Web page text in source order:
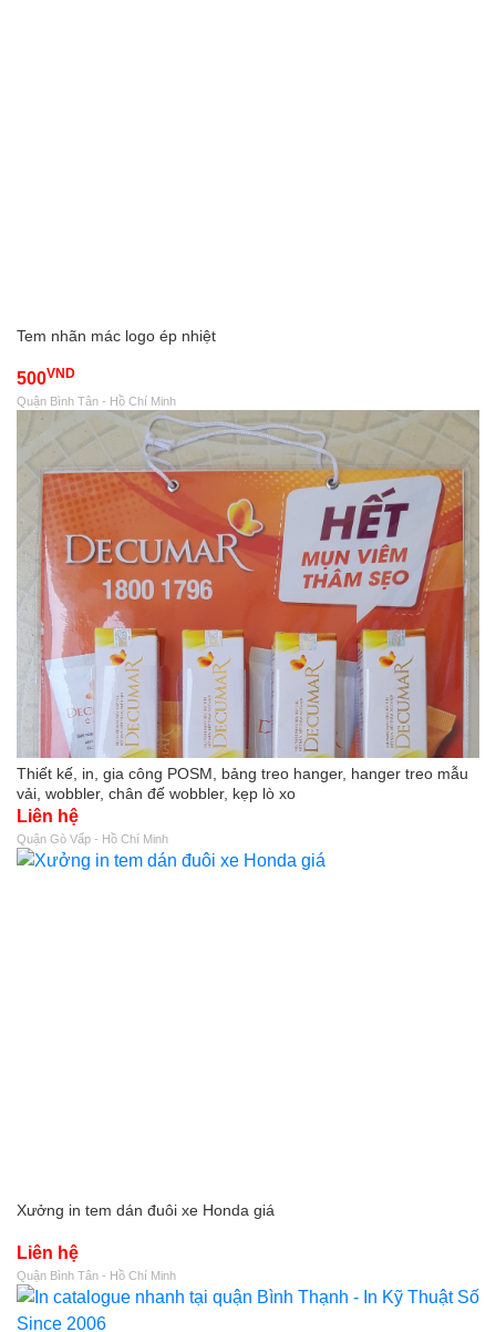
Tem nhãn mác logo ép nhiệt
500VND
Quận Bình Tân - Hồ Chí Minh
Thiết kế, in, gia công POSM, bảng treo hanger, hanger treo mẫu
vải, wobbler, chân đế wobbler, kẹp lò xo
Liên hệ
Quận Gò Vấp - Hồ Chí Minh
Xưởng in tem dán đuôi xe Honda giá
Liên hệ
Quận Bình Tân - Hồ Chí Minh